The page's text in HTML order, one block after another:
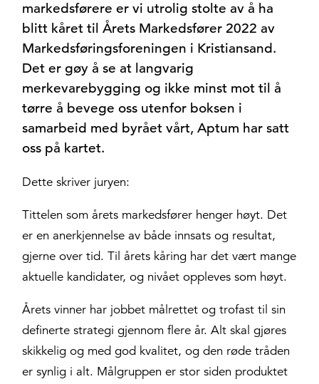
markedsførere er vi utrolig stolte av å ha
blitt kåret til Årets Markedsfører 2022 av
Markedsføringsforeningen i Kristiansand.
Det er gøy å se at langvarig
merkevarebygging og ikke minst mot til å
tørre å bevege oss utenfor boksen i
samarbeid med byrået vårt, Aptum har satt
oss på kartet.
Dette skriver juryen:
Tittelen som årets markedsfører henger høyt. Det
er en anerkjennelse av både innsats og resultat,
gjerne over tid. Til årets kåring har det vært mange
aktuelle kandidater, og nivået oppleves som høyt.
Årets vinner har jobbet målrettet og trofast til sin
definerte strategi gjennom flere år. Alt skal gjøres
skikkelig og med god kvalitet, og den røde tråden
er synlig i alt. Målgruppen er stor siden produktet